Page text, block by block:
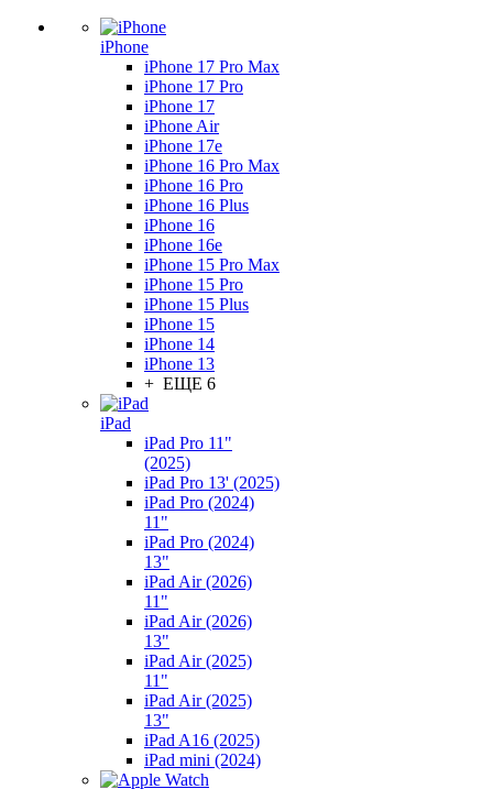
iPhone
iPhone 17 Pro Max
iPhone 17 Pro
iPhone 17
iPhone Air
iPhone 17e
iPhone 16 Pro Max
iPhone 16 Pro
iPhone 16 Plus
iPhone 16
iPhone 16e
iPhone 15 Pro Max
iPhone 15 Pro
iPhone 15 Plus
iPhone 15
iPhone 14
iPhone 13
+ ЕЩЕ 6
iPad
iPad Pro 11"
(2025)
iPad Pro 13' (2025)
iPad Pro (2024)
11"
iPad Pro (2024)
13"
iPad Air (2026)
11"
iPad Air (2026)
13"
iPad Air (2025)
11"
iPad Air (2025)
13"
iPad A16 (2025)
iPad mini (2024)